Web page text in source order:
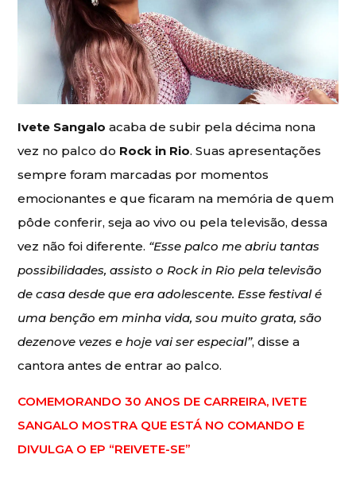
Ivete Sangalo acaba de subir pela décima nona
vez no palco do Rock in Rio. Suas apresentações
sempre foram marcadas por momentos
emocionantes e que ficaram na memória de quem
pôde conferir, seja ao vivo ou pela televisão, dessa
vez não foi diferente. “Esse palco me abriu tantas
possibilidades, assisto o Rock in Rio pela televisão
de casa desde que era adolescente. Esse festival é
uma benção em minha vida, sou muito grata, são
dezenove vezes e hoje vai ser especial”, disse a
cantora antes de entrar ao palco.
COMEMORANDO 30 ANOS DE CARREIRA, IVETE
SANGALO MOSTRA QUE ESTÁ NO COMANDO E
DIVULGA O EP “REIVETE-SE”